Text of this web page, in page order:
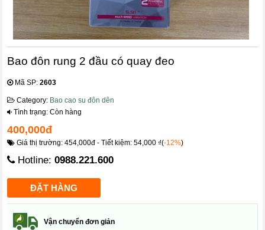
Bao đôn rung 2 đầu có quay đeo
Mã SP:2603
Category: Bao cao su đôn dên
Tình trạng: Còn hàng
400,000đ
Giá thị trường: 454,000đ - Tiết kiệm: 54,000 ₫(-12%)
Hotline:0988.221.600
Vận chuyển đơn giản